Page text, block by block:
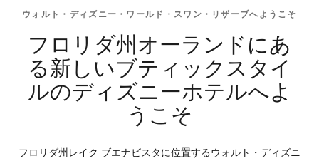
ウォルト・ディズニー・ワールド・スワン・リザーブへようこそ
フロリダ州オーランドにあ
る新しいブティックスタイ
ルのディズニーホテルへよ
うこそ
フロリダ州レイク ブエナビスタに位置するウォルト・ディズニ